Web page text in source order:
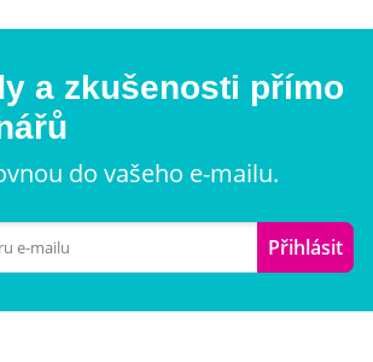
a zkušenosti přímo
do vašeho e-mailu.
Přihlásit